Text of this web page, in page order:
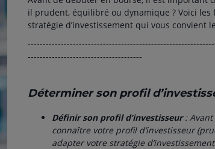
il prudent, équilibré ou dynamique ? Voici
stratégie d’investissement qui vous convient
--------------------------------------
Déterminer son profil
Définir son profil d’investisseur: Avant
connaître votre profil d’investisseur
adapter votre stratégie